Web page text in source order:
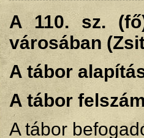
A 110. sz.
városában
A tábor
A tábor
A tábor